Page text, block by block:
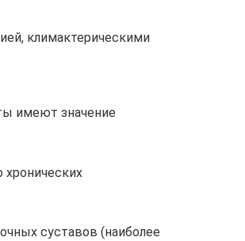
климактерическими
имеют значение
хронических
суставов (наиболее